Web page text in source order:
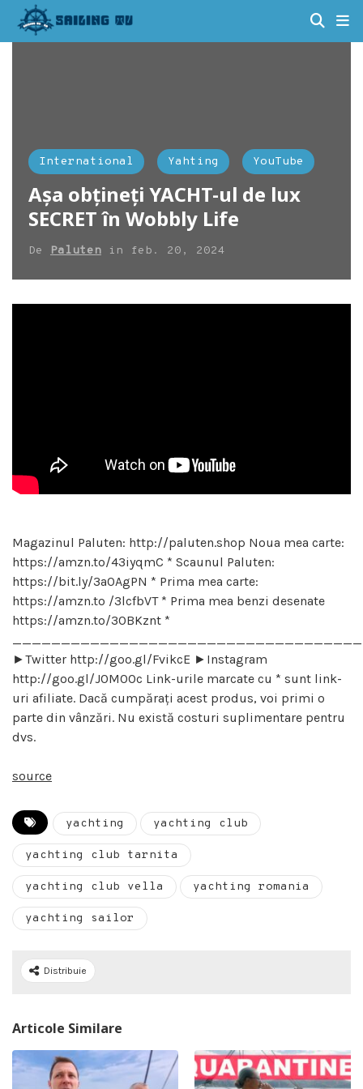
International Yahting YouTube
Așa obțineți YACHT-ul de lux
SECRET în Wobbly Life
De Paluten in feb. 20, 2024
Magazinul Paluten: http://paluten.shop Noua mea carte:
https://amzn.to/43iyqmC * Scaunul Paluten:
https://bit.ly/3a0AgPN * Prima mea carte:
https://amzn.to /3lcfbVT * Prima mea benzi desenate
https://amzn.to/30BKznt *
►Twitter http://goo.gl/FvikcE ►Instagram
http://goo.gl/J0M0Oc Link-urile marcate cu * sunt link-
uri afiliate. Dacă cumpărați acest produs, voi primi o
parte din vânzări. Nu există costuri suplimentare pentru
dvs.
source
yachting yachting club
yachting club tarnita
yachting club vella yachting romania
yachting sailor
Distribuie
Articole Similare